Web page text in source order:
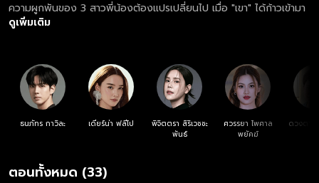
ความผูกพันของ 3 สาวพี่น้องต้องแปรเปลี่ยนไป เมื่อ "เขา" ได้ก้าวเข้ามา
ดูเพิ่มเติม
ธนภัทร กาวิละ เดียร์น่า ฟลีโป
พิจิตตรา สิริเวชชะ
พันธ์
ศวรรยา ไพศาล
พยัคฆ์
ดวงตา
ตอนทั้งหมด (33)